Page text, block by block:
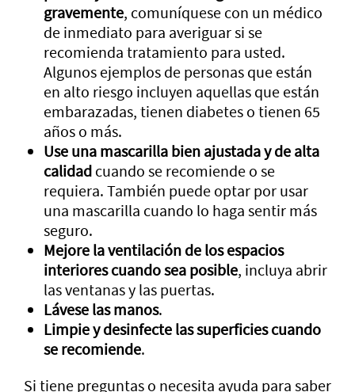
gravemente, comuníquese con un médico
de inmediato para averiguar si se
recomienda tratamiento para usted.
Algunos ejemplos de personas que están
en alto riesgo incluyen aquellas que están
embarazadas, tienen diabetes o tienen 65
años o más.
Use una mascarilla bien ajustada y de alta
calidad cuando se recomiende o se
requiera. También puede optar por usar
una mascarilla cuando lo haga sentir más
seguro.
Mejore la ventilación de los espacios
interiores cuando sea posible, incluya abrir
las ventanas y las puertas.
Lávese las manos.
Limpie y desinfecte las superficies cuando
se recomiende.
Si tiene preguntas o necesita ayuda para saber